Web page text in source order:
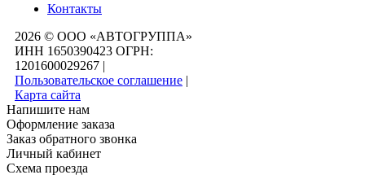
Контакты
2026 © ООО «АВТОГРУППА»
ИНН 1650390423 ОГРН:
1201600029267 |
Пользовательское соглашение |
Карта сайта
Напишите нам
Оформление заказа
Заказ обратного звонка
Личный кабинет
Схема проезда